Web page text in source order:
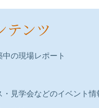
テンツ
中の現場レポート
・見学会などのイベント情